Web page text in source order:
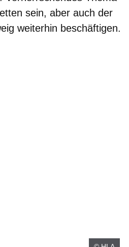
sein, aber auch der
weiterhin beschäftigen.